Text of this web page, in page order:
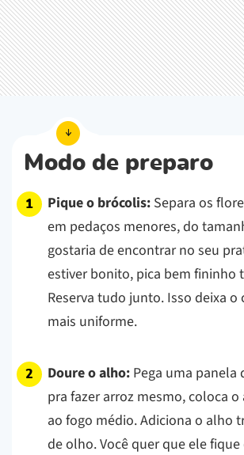
Modo de preparo
Pique o brócolis: Separa os
em pedaços menores, do
gostaria de encontrar no seu
estiver bonito, pica bem fininho
Reserva tudo junto. Isso deixa o
mais uniforme.
Doure o alho: Pega uma panela
pra fazer arroz mesmo, coloca o
ao fogo médio. Adiciona o alho
de olho. Você quer que ele